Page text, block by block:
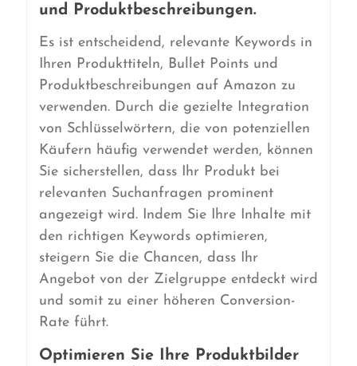
und Produktbeschreibungen.
Es ist entscheidend, relevante Keywords in
Ihren Produkttiteln, Bullet Points und
Produktbeschreibungen auf Amazon zu
verwenden. Durch die gezielte Integration
von Schlüsselwörtern, die von potenziellen
Käufern häufig verwendet werden, können
Sie sicherstellen, dass Ihr Produkt bei
relevanten Suchanfragen prominent
angezeigt wird. Indem Sie Ihre Inhalte mit
den richtigen Keywords optimieren,
steigern Sie die Chancen, dass Ihr
Angebot von der Zielgruppe entdeckt wird
und somit zu einer höheren Conversion-
Rate führt.
Optimieren Sie Ihre Produktbilder